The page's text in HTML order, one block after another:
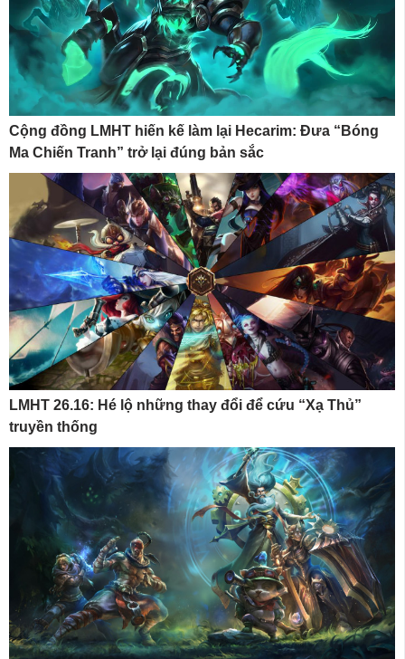
Cộng đồng LMHT hiến kế làm lại Hecarim: Đưa “Bóng
Ma Chiến Tranh” trở lại đúng bản sắc
LMHT 26.16: Hé lộ những thay đổi để cứu “Xạ Thủ”
truyền thống